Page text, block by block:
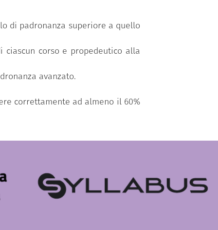
di padronanza superiore a quello
ciascun corso e propedeutico alla
avanzato.
correttamente ad almeno il 60%